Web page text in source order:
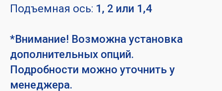
Подъемная ось: 1, 2 или 1,4
*Внимание! Возможна установка
дополнительных опций.
Подробности можно уточнить у
менеджера.